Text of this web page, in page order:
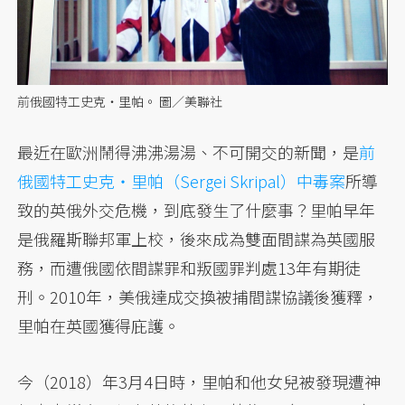
前俄國特工史克‧里帕。 圖／美聯社
最近在歐洲鬧得沸沸湯湯、不可開交的新聞，是前
俄國特工史克‧里帕（Sergei Skripal）中毒案所導
致的英俄外交危機，到底發生了什麼事？里帕早年
是俄羅斯聯邦軍上校，後來成為雙面間諜為英國服
務，而遭俄國依間諜罪和叛國罪判處13年有期徒
刑。2010年，美俄達成交換被捕間諜協議後獲釋，
里帕在英國獲得庇護。
今（2018）年3月4日時，里帕和他女兒被發現遭神